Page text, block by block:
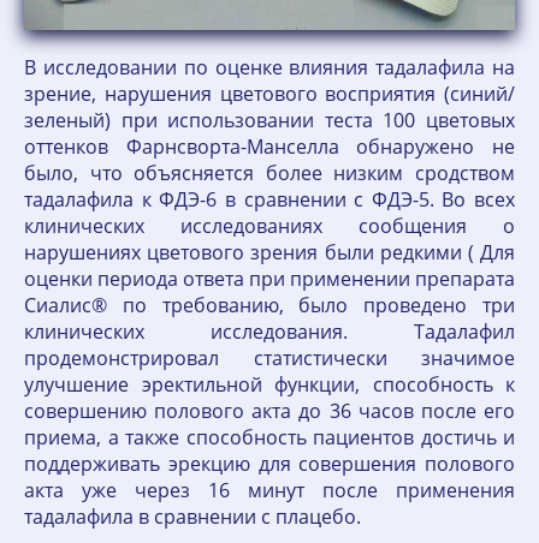
В исследовании по оценке влияния тадалафила на
зрение, нарушения цветового восприятия (синий/
зеленый) при использовании теста 100 цветовых
оттенков Фарнсворта-Манселла обнаружено не
было, что объясняется более низким сродством
тадалафила к ФДЭ-6 в сравнении с ФДЭ-5. Во всех
клинических исследованиях сообщения о
нарушениях цветового зрения были редкими ( Для
оценки периода ответа при применении препарата
Сиалис® по требованию, было проведено три
клинических исследования. Тадалафил
продемонстрировал статистически значимое
улучшение эректильной функции, способность к
совершению полового акта до 36 часов после его
приема, а также способность пациентов достичь и
поддерживать эрекцию для совершения полового
акта уже через 16 минут после применения
тадалафила в сравнении с плацебо.